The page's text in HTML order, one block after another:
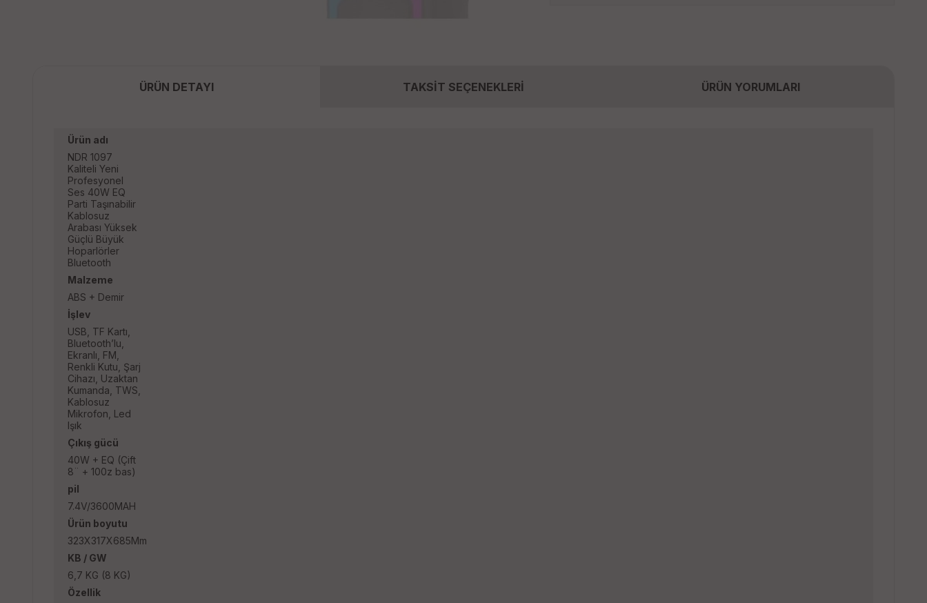
ÜRÜN DETAYI TAKSİT SEÇENEKLERİ ÜRÜN YORUMLARI
Ürün adı
NDR 1097
Kaliteli Yeni
Profesyonel
Ses 40W EQ
Parti Taşınabilir
Kablosuz
Arabası Yüksek
Güçlü Büyük
Hoparlörler
Bluetooth
Malzeme
ABS + Demir
İşlev
USB, TF Kartı,
Bluetooth’lu,
Ekranlı, FM,
Renkli Kutu, Şarj
Cihazı, Uzaktan
Kumanda, TWS,
Kablosuz
Mikrofon, Led
Işık
Çıkış gücü
40W + EQ (Çift
8¨ + 100z bas)
pil
7.4V/3600MAH
Ürün boyutu
323X317X685Mm
KB / GW
6,7 KG (8 KG)
Özellik